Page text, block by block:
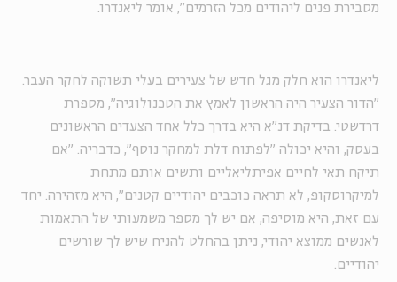
מסבירת פנים ליהודים מכל הזרמים", אומר ליאנדרו.
ליאנדרו הוא חלק מגל חדש של צעירים בעלי תשוקה לחקר העבר.
"הדור הצעיר היה הראשון לאמץ את הטכנולוגיה", מספרת
דרדשטי. בדיקת דנ"א היא בדרך כלל אחד הצעדים הראשונים
בעסק, והיא יכולה "לפתוח דלת למחקר נוסף", כדבריה. "אם
תיקח תאי לחיים אפיתליאליים ותשים אותם מתחת
למיקרוסקופ, לא תראה כוכבים יהודיים קטנים", היא מזהירה. יחד
עם זאת, היא מוסיפה, אם יש לך מספר משמעותי של התאמות
לאנשים ממוצא יהודי, ניתן בהחלט להניח שיש לך שורשים
יהודיים.